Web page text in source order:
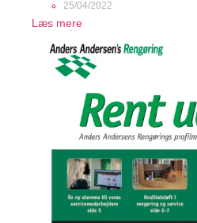
25/04/2022
Læs mere